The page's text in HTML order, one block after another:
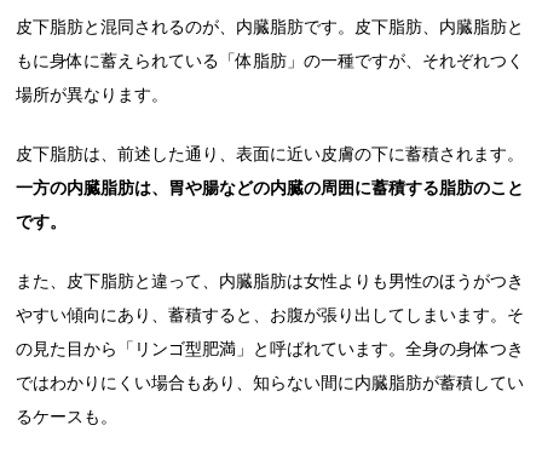
皮下脂肪と混同されるのが、内臓脂肪です。皮下脂肪、内臓脂肪と
もに身体に蓄えられている「体脂肪」の一種ですが、それぞれつく
場所が異なります。
皮下脂肪は、前述した通り、表面に近い皮膚の下に蓄積されます。
一方の内臓脂肪は、胃や腸などの内臓の周囲に蓄積する脂肪のこと
です。
また、皮下脂肪と違って、内臓脂肪は女性よりも男性のほうがつき
やすい傾向にあり、蓄積すると、お腹が張り出してしまいます。そ
の見た目から「リンゴ型肥満」と呼ばれています。全身の身体つき
ではわかりにくい場合もあり、知らない間に内臓脂肪が蓄積してい
るケースも。